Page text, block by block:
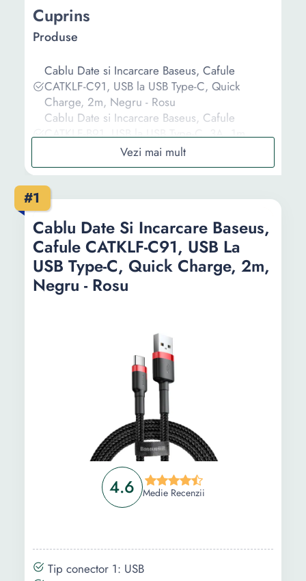
#1
4.6 Medie Recenzii
Cablu Date Si Incarcare Baseus,
Cafule CATKLF-C91, USB La
USB Type-C, Quick Charge, 2m,
Negru - Rosu
Tip conector 1: USB
Cuprins
Produse
Cablu Date si Incarcare Baseus, Cafule
CATKLF-C91, USB la USB Type-C, Quick
Charge, 2m, Negru - Rosu
Cablu Date si Incarcare Baseus, Cafule
CATKLF-B91, USB la USB Type-C, 3A, 1m,
Cablu de date Baseus Cafule PD 2.0 60W,
USB-C la USB-C, 2 metri, 20V, 3A Gri +
Negru
Cablu De Incarcare Tip USB-C, 2m, 5V/5A,
25W, Transfer date 480 Mbps, USB A la USB-
C, Zinc-Aluminiu Nylon, Negru
Cablu de date Compatibil cu iPhone Apple,
Lightning 8-USB, C601, Lungime 1m, Alb
Intrebari Frecvente